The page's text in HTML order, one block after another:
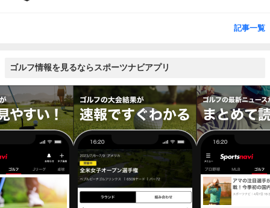
記事一覧
ゴルフ情報を見るならスポーツナビアプリ